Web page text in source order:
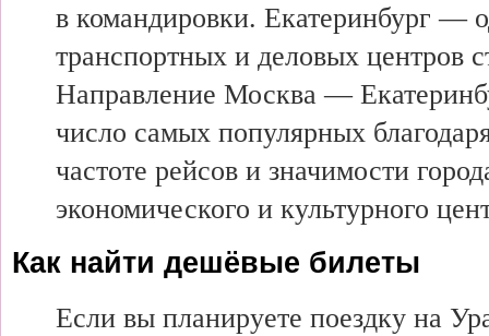
в командировки. Екатеринбург —
транспортных и деловых центров
Направление Москва —
число самых популярных
частоте рейсов и значимости
экономического и культурного
Как найти дешёвые билеты
Если вы планируете поездку на